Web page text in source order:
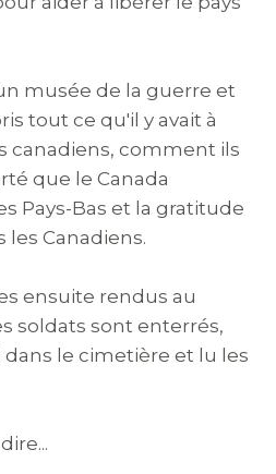
musée de la guerre et
tout ce qu'il y avait à
canadiens, comment ils
que le Canada
Pays-Bas et la gratitude
les Canadiens.
ensuite rendus au
soldats sont enterrés,
le cimetière et lu les